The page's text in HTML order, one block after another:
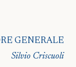
GENERALE
Silvio Criscuoli